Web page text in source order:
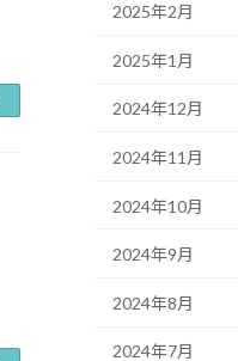
2025年2月
2025年1月
2024年12月
2024年11月
2024年10月
2024年9月
2024年8月
2024年7月